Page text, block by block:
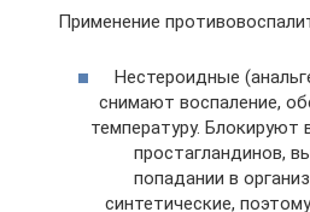
Применение
Нестероидные
снимают воспаление,
температуру.
простагландинов,
попадании в
синтетические,